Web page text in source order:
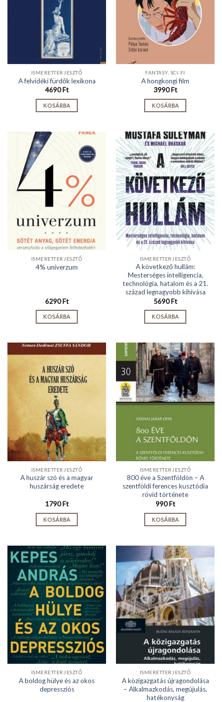
ISMERETTERJESZTŐ
A felvidéki fürdők lexikona
4690Ft
KOSÁRBA
FANTASY, SCI-FI
A hongkongi film
3990Ft
KOSÁRBA
ISMERETTERJESZTŐ
4% univerzum
6290Ft
KOSÁRBA
ISMERETTERJESZTŐ
A következő hullám:
Mesterséges intelligencia,
technológia, hatalom és a 21.
század legnagyobb kihívása
5690Ft
KOSÁRBA
ISMERETTERJESZTŐ
A huszár szó és a magyar
huszárság eredete
1790Ft
KOSÁRBA
ISMERETTERJESZTŐ
800 éve a Szentföldön – A
szentföldi ferences kusztódia
rövid története
990Ft
KOSÁRBA
ISMERETTERJESZTŐ
A boldog hülye és az okos
depressziós
ISMERETTERJESZTŐ
A közigazgatás újragondolása
– Alkalmazkodás, megújulás,
hatékonyság